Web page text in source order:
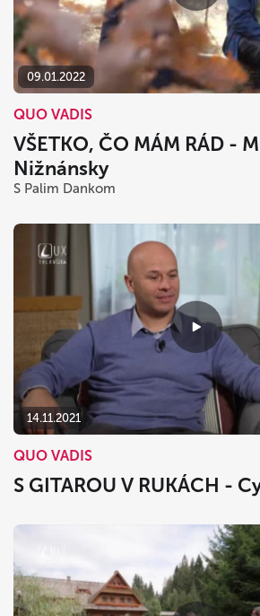
09.01.2022
QUO VADIS
VŠETKO, ČO MÁM RÁD -
Nižnánsky
S Palim Dankom
14.11.2021
QUO VADIS
S GITAROU V RUKÁCH -